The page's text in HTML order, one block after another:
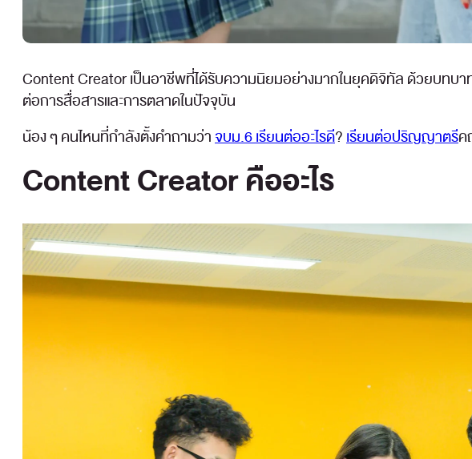
Content Creator เป็นอาชีพที่ได้รับความนิยมอย่างมากในยุคดิจิทัล ด้วยบทบ
ต่อการสื่อสารและการตลาดในปัจจุบัน
น้อง ๆ คนไหนที่กำลังตั้งคำถามว่าจบม.6 เรียนต่ออะไรดี?เรียนต่อปริญญาตรีค
Content Creator คืออะไร